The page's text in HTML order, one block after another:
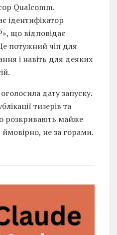
Qualcomm.
ідентифікатор
що відповідає
потужний чіп для
і навіть для деяких
дату запуску.
тизерів та
розкривають майже
не за горами.